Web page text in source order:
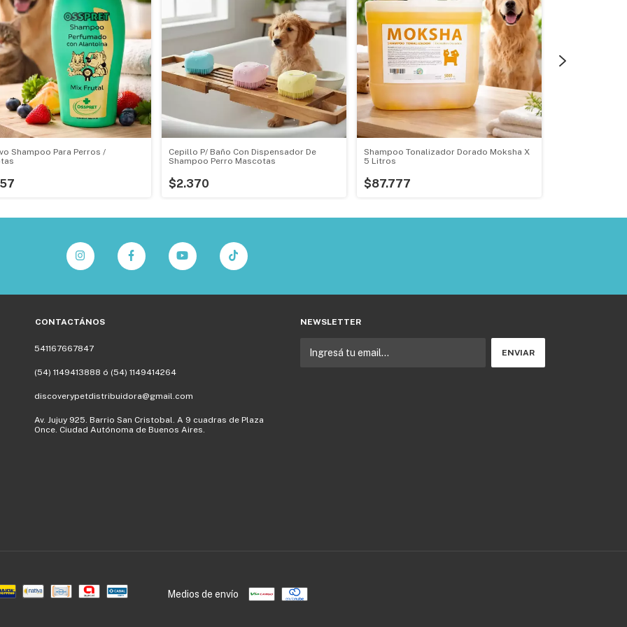
Shampoo Para Perros /
Cepillo P/ Baño Con Dispensador De
Shampoo Perro Mascotas
$2.370
Shampoo Tonalizador Dorado Moksha X
5 Litros
$87.777
CONTACTÁNOS
541167667847
(54) 1149413888 ó (54) 1149414264
discoverypetdistribuidora@gmail.com
Av. Jujuy 925. Barrio San Cristobal. A 9 cuadras de Plaza
Once. Ciudad Autónoma de Buenos Aires.
NEWSLETTER
Medios de envío